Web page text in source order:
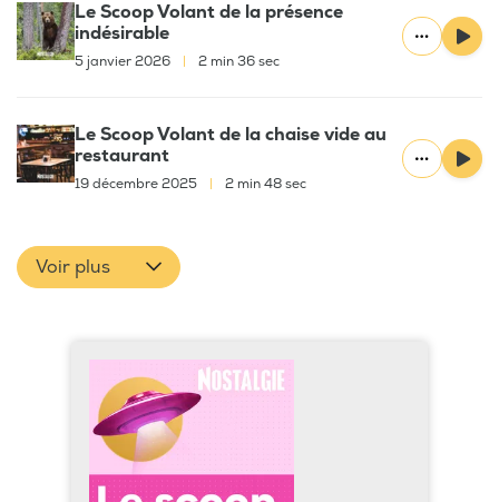
Le Scoop Volant de la présence
indésirable
5 janvier 2026 2 min 36 sec
Le Scoop Volant de la chaise vide au
restaurant
19 décembre 2025 2 min 48 sec
Voir plus